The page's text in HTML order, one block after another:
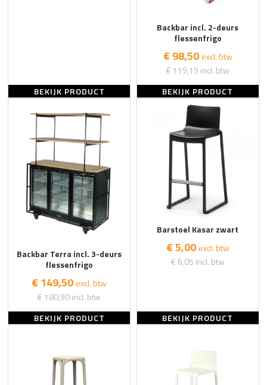
BEKIJK PRODUCT
Backbar incl. 2-deurs
flessenfrigo
€ 98,50 excl. btw
€ 119,19 incl. btw
BEKIJK PRODUCT
Backbar Terra incl. 3-deurs
flessenfrigo
€ 149,50 excl. btw
€ 180,90incl. btw
BEKIJK PRODUCT
Barstoel Kasar zwart
€ 5,00 excl. btw
€ 6,05 incl. btw
BEKIJK PRODUCT